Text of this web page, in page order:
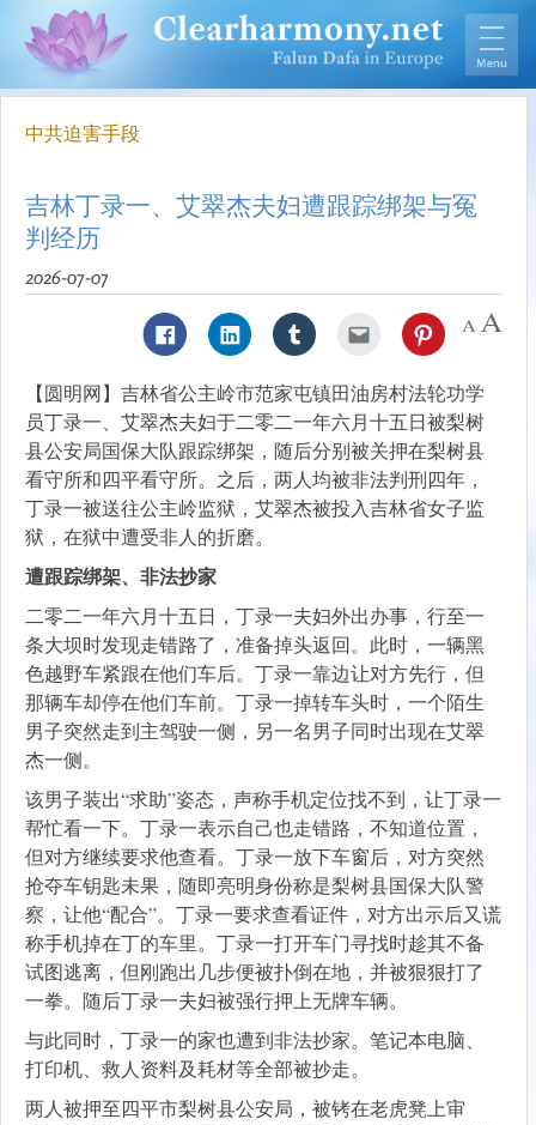
中共迫害手段
吉林丁录一、艾翠杰夫妇遭跟踪绑架与冤
判经历
2026-07-07
【圆明网】吉林省公主岭市范家屯镇田油房村法轮功学
员丁录一、艾翠杰夫妇于二零二一年六月十五日被梨树
县公安局国保大队跟踪绑架，随后分别被关押在梨树县
看守所和四平看守所。之后，两人均被非法判刑四年，
丁录一被送往公主岭监狱，艾翠杰被投入吉林省女子监
狱，在狱中遭受非人的折磨。
遭跟踪绑架、非法抄家
二零二一年六月十五日，丁录一夫妇外出办事，行至一
条大坝时发现走错路了，准备掉头返回。此时，一辆黑
色越野车紧跟在他们车后。丁录一靠边让对方先行，但
那辆车却停在他们车前。丁录一掉转车头时，一个陌生
男子突然走到主驾驶一侧，另一名男子同时出现在艾翠
杰一侧。
该男子装出“求助”姿态，声称手机定位找不到，让丁录一
帮忙看一下。丁录一表示自己也走错路，不知道位置，
但对方继续要求他查看。丁录一放下车窗后，对方突然
抢夺车钥匙未果，随即亮明身份称是梨树县国保大队警
察，让他“配合”。丁录一要求查看证件，对方出示后又谎
称手机掉在丁的车里。丁录一打开车门寻找时趁其不备
试图逃离，但刚跑出几步便被扑倒在地，并被狠狠打了
一拳。随后丁录一夫妇被强行押上无牌车辆。
与此同时，丁录一的家也遭到非法抄家。笔记本电脑、
打印机、救人资料及耗材等全部被抄走。
两人被押至四平市梨树县公安局，被铐在老虎凳上审